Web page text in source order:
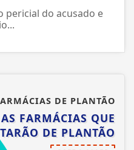
pericial do acusado e
DE PLANTÃO
FARMÁCIAS QUE
DE PLANTÃO